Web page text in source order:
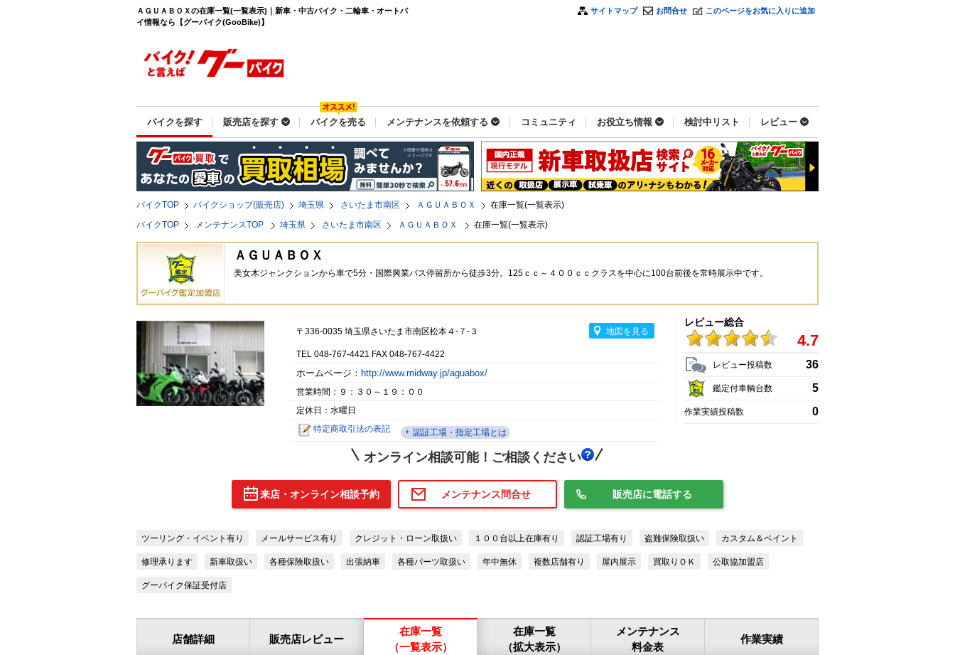
ＡＧＵＡＢＯＸの在庫一覧(一覧表示)｜新車・中古バイク・二輪車・オートバ
イ情報なら【グーバイク(GooBike)】
サイトマップ お問合せ このページをお気に入りに追加
バイクを探す 販売店を探す バイクを売る メンテナンスを依頼する コミュニティ お役立ち情報 検討中リスト レビュー
バイクTOP バイクショップ(販売店) 埼玉県 さいたま市南区 ＡＧＵＡＢＯＸ
在庫一覧(一覧表示)
バイクTOP
メンテナンスTOP 埼玉県 さいたま市南区 ＡＧＵＡＢＯＸ 在庫一覧(一覧表示)
ＡＧＵＡＢＯＸ
美女木ジャンクションから車で5分・国際興業バス停留所から徒歩3分。125ｃｃ～４００ｃｃクラスを中心に100台前後を常時展示中です。
〒336-0035 埼玉県さいたま市南区松本４-７-３ 地図を見る
TEL 048-767-4421 FAX 048-767-4422
ホームページ： http://www.midway.jp/aguabox/
営業時間：９：３０～１９：００
定休日：水曜日
特定商取引法の表記
認証工場・指定工場とは
オンライン相談可能！ご相談ください
レビュー総合
4.7
レビュー投稿数 36
鑑定付車輌台数 5
作業実績投稿数 0
来店・オンライン相談予約 メンテナンス問合せ 販売店に電話する
ツーリング・イベント有り メールサービス有り クレジット・ローン取扱い １００台以上在庫有り 認証工場有り 盗難保険取扱い カスタム＆ペイント
修理承ります 新車取扱い 各種保険取扱い 出張納車 各種パーツ取扱い 年中無休 複数店舗有り 屋内展示 買取りＯＫ 公取協加盟店
グーバイク保証受付店
店舗詳細 販売店レビュー
在庫一覧
（一覧表示）
在庫一覧
（拡大表示）
メンテナンス
料金表
作業実績